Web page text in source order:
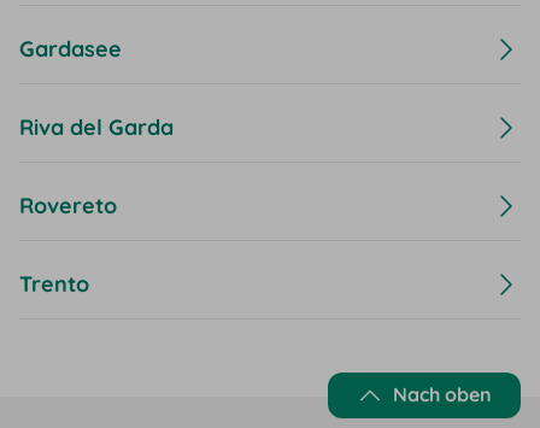
Gardasee
Riva del Garda
Rovereto
Trento
Nach oben